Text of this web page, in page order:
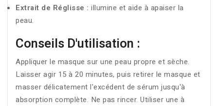
Extrait de Réglisse : illumine et aide à apaiser la
peau.
Conseils D'utilisation :
Appliquer le masque sur une peau propre et sèche.
Laisser agir 15 à 20 minutes, puis retirer le masque et
masser délicatement l'excédent de sérum jusqu'à
absorption complète. Ne pas rincer. Utiliser une à